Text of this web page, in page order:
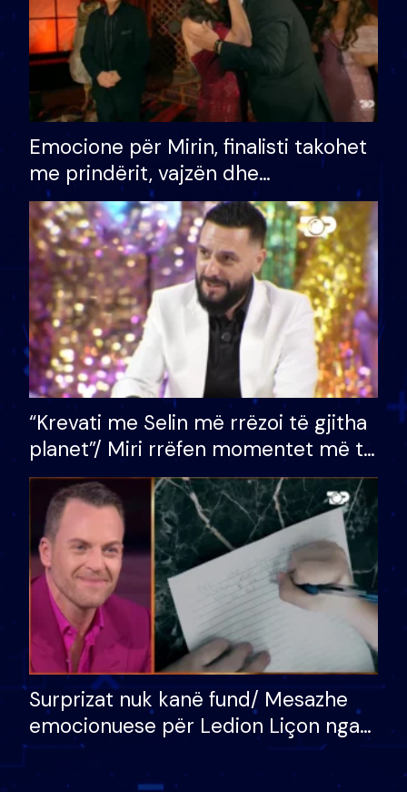
Emocione për Mirin, finalisti takohet
me prindërit, vajzën dhe
bashkëshorten: S’kemi ndonjë letër
divorci apo jo?
“Krevati me Selin më rrëzoi të gjitha
planet”/ Miri rrëfen momentet më të
bukura në shtëpinë e BB VIP: Do më
mungojë zilja e mëngjesit kur…
Surprizat nuk kanë fund/ Mesazhe
emocionuese për Ledion Liçon nga
nëna dhe fëmijët e tij, moderatori
nuk i mban dot lotët: Nuk meritoj…